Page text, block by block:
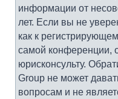
информации от
лет. Если вы не
как к
самой конференции,
юрисконсульту.
Group не может
вопросам и не